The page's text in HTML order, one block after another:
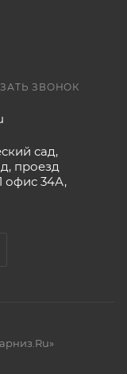
ЗВОНОК
сад,
проезд
офис 34А,